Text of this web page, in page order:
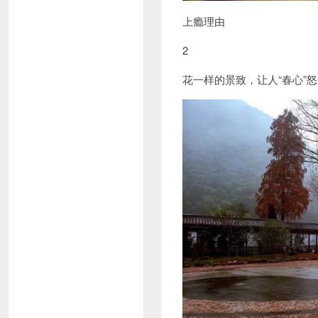
上瘾理由
2
花一样的景致，让人“春心”